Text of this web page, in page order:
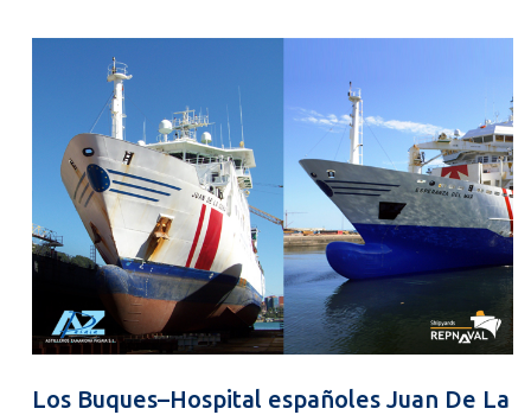
Los Buques–Hospital españoles Juan De La